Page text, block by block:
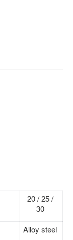
20 / 25 /
30
Alloy steel